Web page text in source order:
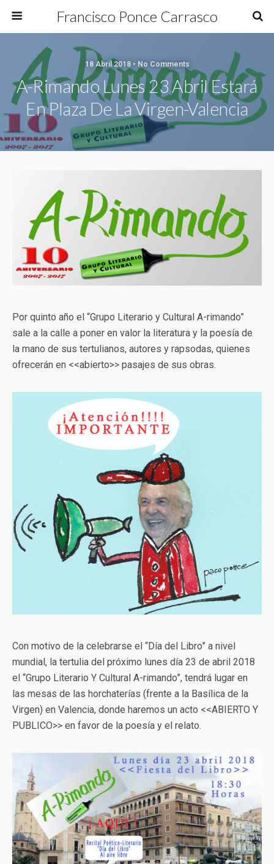
Francisco Ponce Carrasco
18 Abril 2018 • No Comments
A-Rimando Lunes 23 Abril Estará
En Plaza De La Virgen-Valencia
Por quinto año el “Grupo Literario y Cultural A-rimando”
sale a la calle a poner en valor la literatura y la poesía de
la mano de sus tertulianos, autores y rapsodas, quienes
ofrecerán en <<abierto>> pasajes de sus obras.
Con motivo de la celebrarse el “Día del Libro” a nivel
mundial, la tertulia del próximo lunes día 23 de abril 2018
el “Grupo Literario Y Cultural A-rimando”, tendrá lugar en
las mesas de las horchaterías (frente a la Basílica de la
Virgen) en Valencia, donde haremos un acto <<ABIERTO Y
PUBLICO>> en favor de la poesía y el relato.